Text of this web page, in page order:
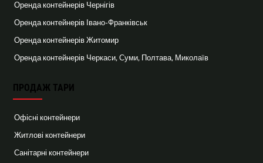
Оренда контейнерів Чернігів
Оренда контейнерів Івано-Франківськ
Оренда контейнерів Житомир
Оренда контейнерів Черкаси, Суми, Полтава, Миколаїв
ПРОДАЖ ТАРИ
Офісні контейнери
Житлові контейнери
Санітарні контейнери